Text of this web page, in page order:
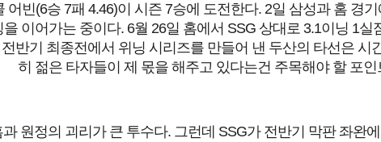
어빈(6승 7패 4.46)이 시즌 7승에 도전한다. 2일 삼성과 홈 경
이어가는 중이다. 6월 26일 홈에서 SSG 상대로 3.1이닝 1
반기 최종전에서 위닝 시리즈를 만들어 낸 두산의 타선은
히 젊은 타자들이 제 몫을 해주고 있다는건 주목해야 할 포
원정의 괴리가 큰 투수다. 그런데 SSG가 전반기 막판 좌완